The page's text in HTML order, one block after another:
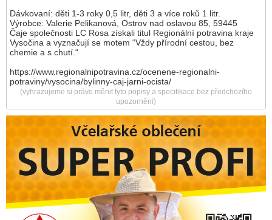
Dávkovaní: děti 1-3 roky 0,5 litr, děti 3 a více roků 1 litr.
Výrobce: Valerie Pelikanová, Ostrov nad oslavou 85, 59445
Čaje společnosti LC Rosa získali titul Regionální potravina kraje
Vysočina a vyznačují se motem “Vždy přírodní cestou, bez
chemie a s chutí.“
https://www.regionalnipotravina.cz/ocenene-regionalni-
potraviny/vysocina/bylinny-caj-jarni-ocista/
(vyhrazujeme si právo měnit tyto popisy a specifikace bez předchozího
upozornění)